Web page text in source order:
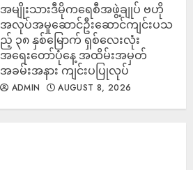
အမျိုးသားဒီမိုကရေစီအဖွဲ့ချုပ် ဗဟို
အလုပ်အမှုဆောင်ဦးဆောင်ကျင်းပသ
ည့် ၃၈ နှစ်မြောက် ရှစ်လေးလုံး
အရေးတော်ပုံနေ့ အထိမ်းအမှတ်
အခမ်းအနား ကျင်းပပြုလုပ်
ADMIN AUGUST 8, 2026